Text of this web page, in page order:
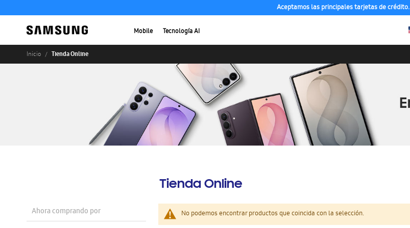
Aceptamos las principales tarjetas de crédito.
Mobile Tecnología AI
Inicio Tienda Online
Tienda Online
No podemos encontrar productos que coincida con la selección.
Ahora comprando por